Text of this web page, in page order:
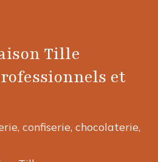
Tille
et
confiserie, chocolaterie,